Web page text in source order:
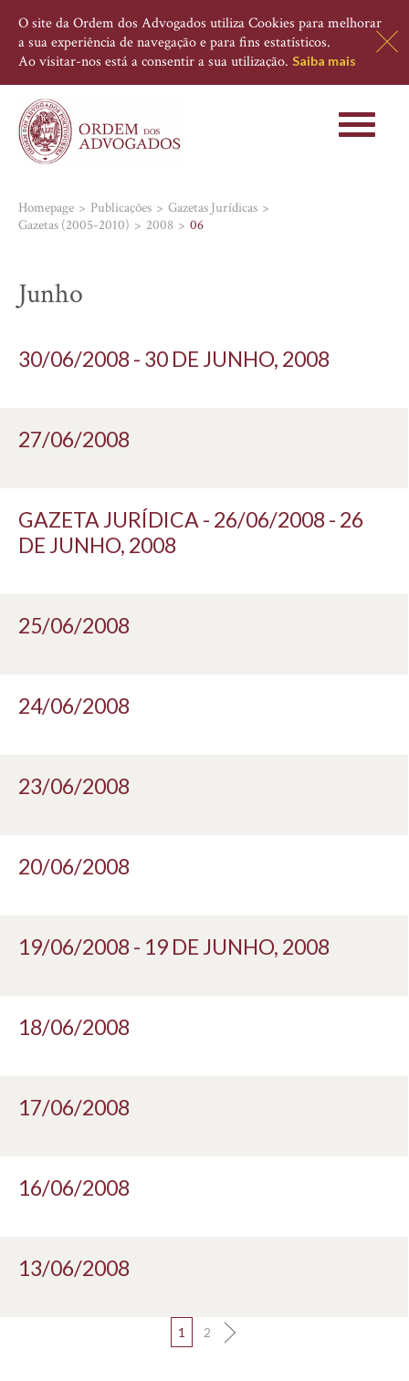
O site da Ordem dos Advogados utiliza Cookies para melhorar
a sua experiência de navegação e para fins estatísticos.
Ao visitar-nos está a consentir a sua utilização. Saiba mais
Toggle
Homepage Publicações
Gazetas Jurídicas
Gazetas (2005-2010)
2008 06
Junho
30/06/2008 - 30 DE JUNHO, 2008
27/06/2008
GAZETA JURÍDICA - 26/06/2008 - 26
DE JUNHO, 2008
25/06/2008
24/06/2008
23/06/2008
20/06/2008
19/06/2008 - 19 DE JUNHO, 2008
18/06/2008
17/06/2008
16/06/2008
13/06/2008
1 2